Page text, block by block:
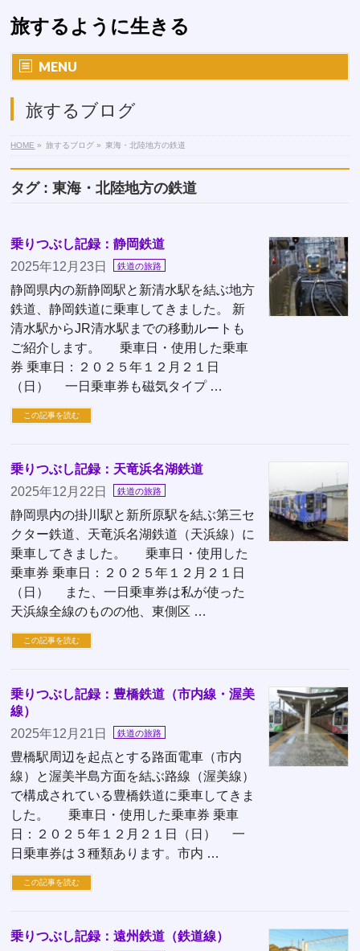
旅するように生きる
MENU
旅するブログ
HOME » 旅するブログ » 東海・北陸地方の鉄道
タグ : 東海・北陸地方の鉄道
乗りつぶし記録：静岡鉄道
2025年12月23日
鉄道の旅路
静岡県内の新静岡駅と新清水駅を結ぶ地方
鉄道、静岡鉄道に乗車してきました。 新
清水駅からJR清水駅までの移動ルートも
ご紹介します。 乗車日・使用した乗車
券 乗車日：２０２５年１２月２１日
（日） 一日乗車券も磁気タイプ …
この記事を読む
乗りつぶし記録：天竜浜名湖鉄道
2025年12月22日
鉄道の旅路
静岡県内の掛川駅と新所原駅を結ぶ第三セ
クター鉄道、天竜浜名湖鉄道（天浜線）に
乗車してきました。 乗車日・使用した
乗車券 乗車日：２０２５年１２月２１日
（日） また、一日乗車券は私が使った
天浜線全線のものの他、東側区 …
この記事を読む
乗りつぶし記録：豊橋鉄道（市内線・渥美
線）
2025年12月21日
鉄道の旅路
豊橋駅周辺を起点とする路面電車（市内
線）と渥美半島方面を結ぶ路線（渥美線）
で構成されている豊橋鉄道に乗車してきま
した。 乗車日・使用した乗車券 乗車
日：２０２５年１２月２１日（日） 一
日乗車券は３種類あります。市内 …
この記事を読む
乗りつぶし記録：遠州鉄道（鉄道線）